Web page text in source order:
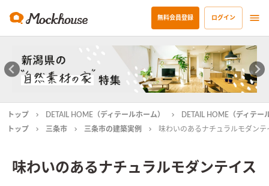
無料会員登録 ログイン
トップ DETAIL HOME（ディテールホーム）
DETAIL HOME（ディテ
トップ
三条市 三条市の建築実例 味わいのあるナチュラルモダンテ
味わいのあるナチュラルモダンテイス